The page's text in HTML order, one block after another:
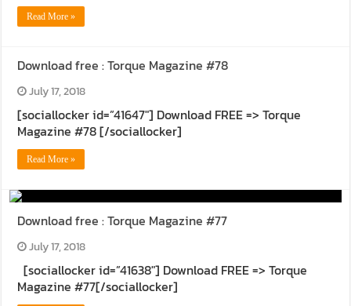
Read More »
Download free : Torque Magazine #78
July 17, 2018
[sociallocker id=”41647″] Download FREE => Torque
Magazine #78 [/sociallocker]
Read More »
Download free : Torque Magazine #77
July 17, 2018
[sociallocker id=”41638″] Download FREE => Torque
Magazine #77[/sociallocker]